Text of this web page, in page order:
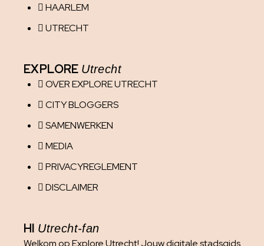
HAARLEM
UTRECHT
EXPLORE Utrecht
OVER EXPLORE UTRECHT
CITY BLOGGERS
SAMENWERKEN
MEDIA
PRIVACYREGLEMENT
DISCLAIMER
HI Utrecht-fan
Welkom op Explore Utrecht! Jouw digitale stadsgids